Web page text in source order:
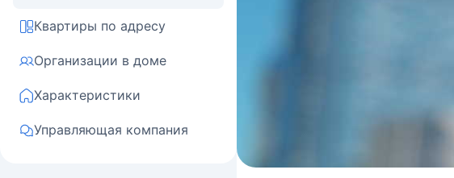
Квартиры по адресу
Организации в доме
Характеристики
Управляющая компания